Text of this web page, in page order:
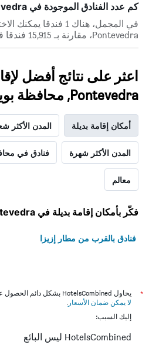
كم عدد الفنادق الموجودة في Pontevedra؟
في المجمل، هناك 1 فندقا
Pontevedra، مقارنة بـ 15,915 فندقا في محافظة بوينس أيرس.
اعثر على نتائج أفضل
Pontevedra, محافظة بوينس أيرس
أمكان إقامة بديلة المدن الأكثر
المدن الأكثر شهرة فنادق في
معالم
فكّر بأمكان إقامة بديلة في Pontevedra
فنادق بالقرب من مطار إزيزا
*
يحاول HotelsCombined بشكل دائم الحصول على الأسعار الدقيقة، ولكن
لا يمكن ضمان الأسعار .
إليك السبب:
HotelsCombined ليس البائع